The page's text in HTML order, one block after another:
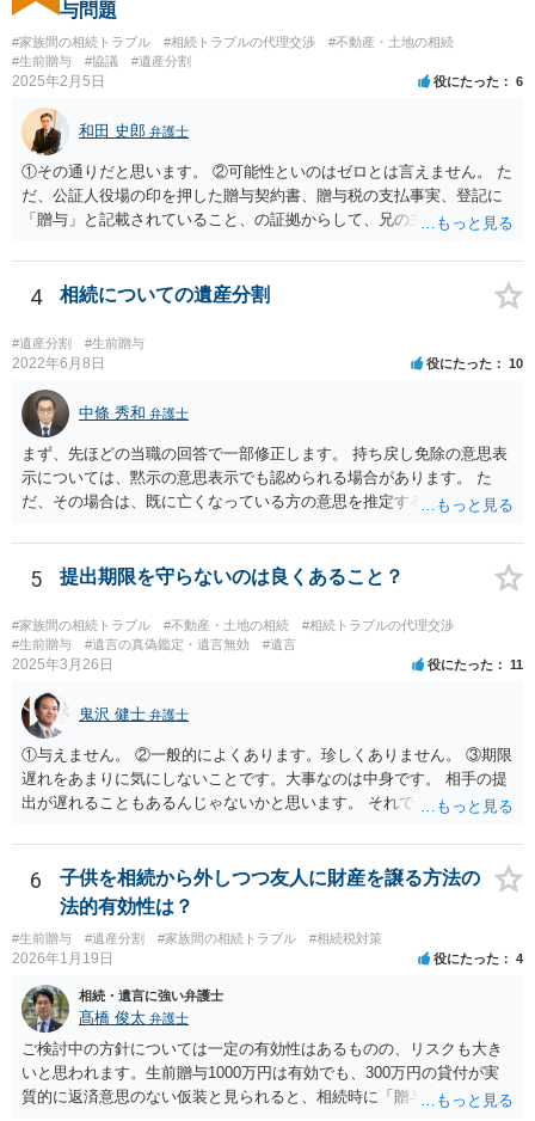
与問題
#家族間の相続トラブル #相続トラブルの代理交渉
#不動産・土地の相続
#生前贈与
#協議 #遺産分割
2025年2月5日 役にたった 6
和田 史郎 弁護士
①その通りだと思います。 ②可能性といのはゼロとは言えません。 た
だ、公証人役場の印を押した贈与契約書、贈与税の支払事実、登記に
「贈与」と記載されていること、の証拠からして、兄の主張は通らな
わなければ、遺産分割調停を申し立てて進めるのがベターのような気
がしますね。
4 相続についての遺産分割
#遺産分割 #生前贈与
2022年6月8日 役にたった 10
中條 秀和 弁護士
まず、先ほどの当職の回答で一部修正します。 持ち戻し免除の意思表
示については、黙示の意思表示でも認められる場合があります。 た
だ、その場合は、既に亡くなっている方の意思を推定することになり
持ち戻し免除の意思表示は書面で明確にしておいていただくべきとい
う結論は変わりません。 誤解を与えるような回答でした。失礼しまし
た。 文言については、「〇〇に対する生前贈与による特別受益の持ち
戻しをすべて免除する」というのがオーソドックスなものですが、ご
心配ならば、弁護士のところに行って、特別受益となりそうな贈与に
ついて説明した上で、適切な文言についてご相談してみてはいかがで
しょうか。
5 提出期限を守らないのは良くあること？
#家族間の相続トラブル #不動産・土地の相続
#相続トラブルの代理交渉
#生前贈与
#遺言の真偽鑑定・遺言無効 #遺言
2025年3月26日 役にたった 11
鬼沢 健士 弁護士
①与えません。 ②一般的によくあります。珍しくありません。 ③期限
遅れをあまりに気にしないことです。大事なのは中身です。 相手の提
出が遅れることもあるんじゃないかと思います。 それでもあなた有利
6
子供を相続から外しつつ友人に財産を譲る方法の
法的有効性は？
#生前贈与 #遺産分割 #家族間の相続トラブル #相続税対策
2026年1月19日 役にたった 4
相続・遺言に強い弁護士
髙橋 俊太 弁護士
ご検討中の方針については一定の有効性はあるものの、リスクも大き
いと思われます。生前贈与1000万円は有効でも、300万円の貸付が実
質的に返済意思のない仮装と見られると、相続時に「贈与」と評価さ